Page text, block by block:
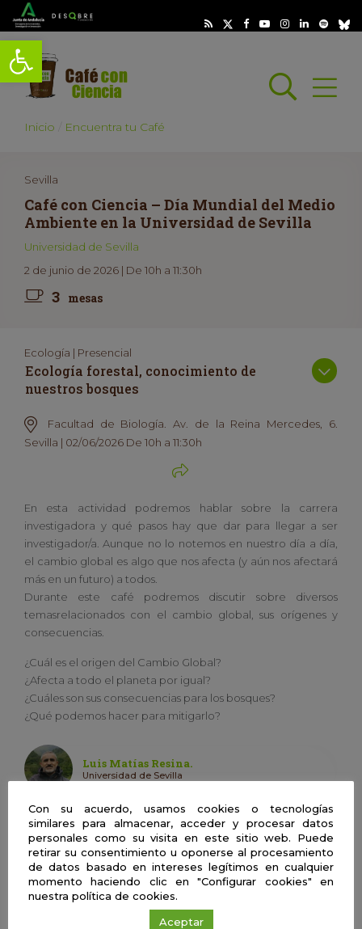
Abrir barra de herramientas
Abrir
Inicio Encuentra tu Café
Sevilla
Café con Ciencia – Día Mundial del Medio
Ambiente en la Universidad de Sevilla
Universidad de Sevilla
2 de junio de 2026 | De 10h a 11:30h
3 mesas
Ecología | Presencial
Ecología forestal, conocimiento de
nuestros bosques
Facultad de Biología. Av. de la Reina Mercedes, 6.
Sevilla | 02/06/2026 De 10h a 11:30h
En esta actividad podremos hablar sobre la carrera
investigadora y qué pasos hay que dar para llegar a ser
investigador/a. Aunque no lo notemos en nuestro día a día,
el cambio global es algo que nos afecta (y aún nos afectará
más en un futuro) a todos.
Durante este café podremos discutir sobre diversos
temasrelacionados con el cambio global, sus orígenes y
consecuencias.
¿Cuál es el origen del Cambio Global?
¿Afecta a todo el planeta por igual?
¿Cuáles son sus consecuencias para los bosques?
¿Qué podemos hacer para mitigarlo?
Luis Matías Resina.
Universidad de Sevilla
Ecología | Presencial
Ecología forestal, conocimiento de
nuestros bosques
Con su acuerdo, usamos cookies o tecnologías
similares para almacenar, acceder y procesar datos
personales como su visita en este sitio web. Puede
retirar su consentimiento u oponerse al procesamiento
de datos basado en intereses legítimos en cualquier
momento haciendo clic en "Configurar cookies" en
nuestra política de cookies.
Aceptar